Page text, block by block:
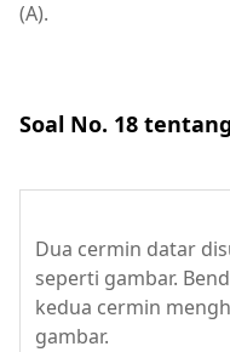
(A).
Soal No. 18
Dua cermin datar
seperti gambar.
kedua cermin
gambar.